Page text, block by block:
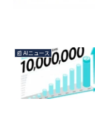
📰 AIニュース